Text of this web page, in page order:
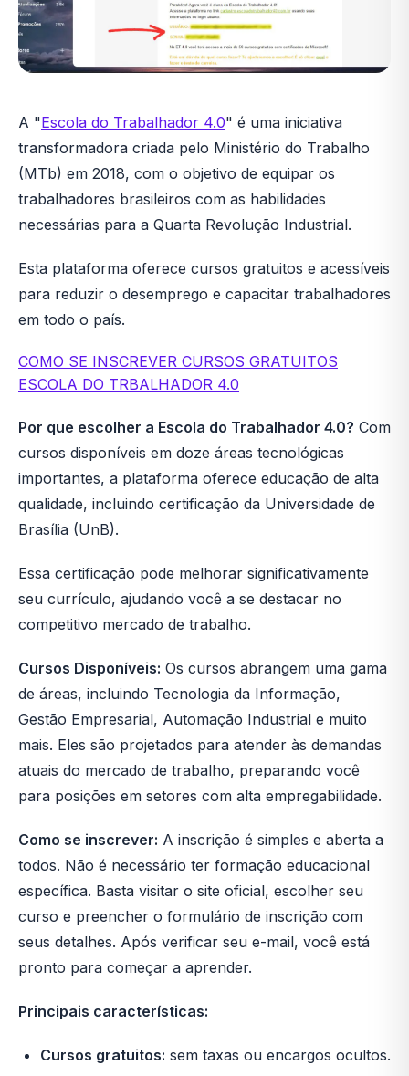
A "Escola do Trabalhador 4.0" é uma iniciativa
transformadora criada pelo Ministério do Trabalho
(MTb) em 2018, com o objetivo de equipar os
trabalhadores brasileiros com as habilidades
necessárias para a Quarta Revolução Industrial.
Esta plataforma oferece cursos gratuitos e acessíveis
para reduzir o desemprego e capacitar trabalhadores
em todo o país.
COMO SE INSCREVER CURSOS GRATUITOS
ESCOLA DO TRBALHADOR 4.0
Por que escolher a Escola do Trabalhador 4.0? Com
​​cursos disponíveis em doze áreas tecnológicas
importantes, a plataforma oferece educação de alta
qualidade, incluindo certificação da Universidade de
Brasília (UnB).
Essa certificação pode melhorar significativamente
seu currículo, ajudando você a se destacar no
competitivo mercado de trabalho.
Cursos Disponíveis: Os cursos abrangem uma gama
de áreas, incluindo Tecnologia da Informação,
Gestão Empresarial, Automação Industrial e muito
mais. Eles são projetados para atender às demandas
atuais do mercado de trabalho, preparando você
para posições em setores com alta empregabilidade.
Como se inscrever: A inscrição é simples e aberta a
todos. Não é necessário ter formação educacional
específica. Basta visitar o site oficial, escolher seu
curso e preencher o formulário de inscrição com
seus detalhes. Após verificar seu e-mail, você está
pronto para começar a aprender.
Principais características:
Cursos gratuitos: sem taxas ou encargos ocultos.